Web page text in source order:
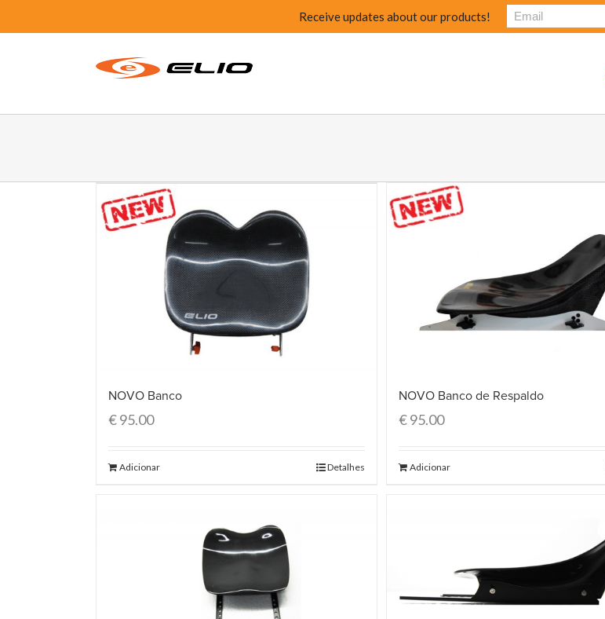
NOVO Banco
€95.00
Adicionar Detalhes
NOVO Banco de Respaldo
€95.00
Adicionar
Receive updates about our products!